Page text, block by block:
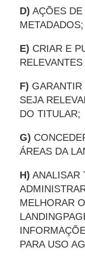
D) AÇÕES
METADADOS;
E) CRIAR E
F)
SEJA
DO TITULAR;
G)
ÁREAS DA
H) ANALISAR
MELHORAR
PARA USO